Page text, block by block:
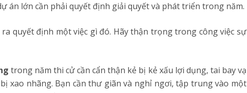
án lớn cần phải quyết định giải quyết và phát triển trong năm.
quyết định một việc gì đó. Hãy thận trọng trong công việc sự
trong năm thi cử cần cẩn thận kẻ bị kẻ xấu lợi dụng, tai bay vạ
xao nhãng. Bạn cần thư giãn và nghỉ ngơi, tập trung vào một